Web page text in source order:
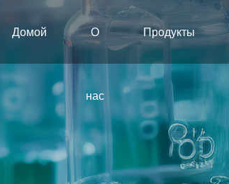
Домой О
нас
Продукты